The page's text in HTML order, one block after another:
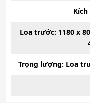
Kích
Loa trước: 1180 x
Trọng lượng: Loa